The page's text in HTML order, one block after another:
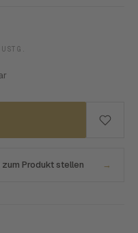
zum Produkt stellen →